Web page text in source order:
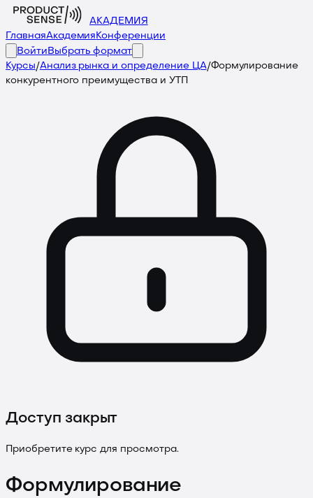
АКАДЕМИЯ
ГлавнаяАкадемия Конференции
Войти Выбрать формат
Курсы/Анализ рынка и определение ЦА/Формулирование
конкурентного преимущества и УТП
Доступ закрыт
Приобретите курс для просмотра.
Формулирование